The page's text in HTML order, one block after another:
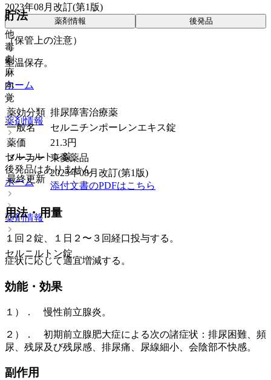
貯法
（保管上の注意）
室温保存。
ホーム
薬剤情報
セルニルトン錠
後発品はありません
ホーム
薬剤情報
セルニルトン錠
2023年08月改訂(第1版)
薬剤情報 後発品
他
毒
劇
麻
向
覚
薬効分類 排尿障害治療薬
一般名
セルニチンポーレンエキス錠
薬価
21.3円
メーカー 東菱薬品
最終更新
2023年08月改訂(第1版)
添付文書のPDFはこちら
用法・用量
１回２錠、１日２〜３回経口投与する。
症状に応じて適宜増減する。
効能・効果
１）． 慢性前立腺炎。
２）． 初期前立腺肥大症による次の諸症状：排尿困難、頻
尿、残尿及び残尿感、排尿痛、尿線細小、会陰部不快感。
副作用